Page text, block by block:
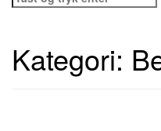
efter:
Kategori: